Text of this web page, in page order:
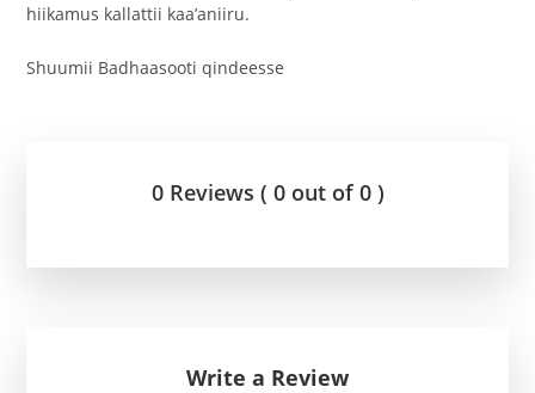
hiikamus kallattii kaa’aniiru.
‎Shuumii Badhaasooti qindeesse
0 Reviews ( 0 out of 0 )
Write a Review